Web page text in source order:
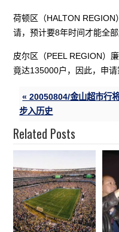
荷顿区（HALTON
请，预计要8年时间才能全部
皮尔区（PEEL REGION）
竟达135000户，因此，申请
« 20050804/金山超市行
步入历史
Related Posts